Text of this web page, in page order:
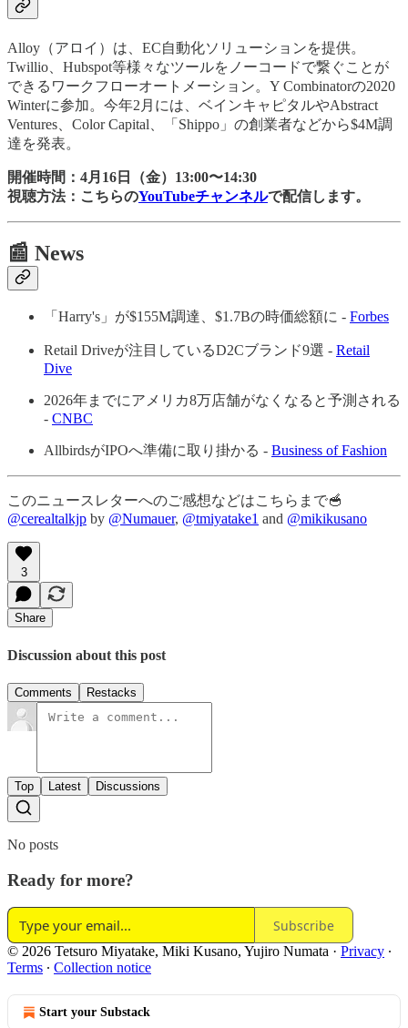
Alloy（アロイ）は、EC自動化ソリューションを提供。
Twillio、Hubspot等様々なツールをノーコードで繋ぐことが
できるワークフローオートメーション。Y Combinatorの2020
Winterに参加。今年2月には、ベインキャピタルやAbstract
Ventures、Color Capital、「Shippo」の創業者などから$4M調
達を発表。
開催時間：4月16日（金）13:00〜14:30
視聴方法：こちらのYouTubeチャンネルで配信します。
📰 News
「Harry's」が$155M調達、$1.7Bの時価総額に - Forbes
Retail Driveが注目しているD2Cブランド9選 - Retail
Dive
2026年までにアメリカ8万店舗がなくなると予測される
- CNBC
AllbirdsがIPOへ準備に取り掛かる - Business of Fashion
このニュースレターへのご感想などはこちらまで🥣
@cerealtalkjp by @Numauer, @tmiyatake1 and @mikikusano
3
Share
Discussion about this post
Comments Restacks
Top Latest Discussions
No posts
Ready for more?
Subscribe
© 2026 Tetsuro Miyatake, Miki Kusano, Yujiro Numata · Privacy ∙
Terms ∙ Collection notice
Start your Substack